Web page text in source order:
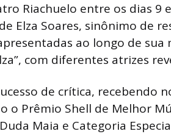
Riachuelo entre os dias 9
Elza Soares, sinônimo de
ao longo de
com diferentes atrizes
de crítica, recebendo
o Prêmio Shell de Melhor
Maia e Categoria